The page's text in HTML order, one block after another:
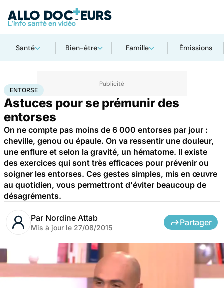
Santé Bien-être Famille Émissions
AccueilSanté
ENTORSE
Astuces pour se prémunir des
entorses
On ne compte pas moins de 6 000 entorses par jour :
cheville, genou ou épaule. On va ressentir une douleur,
une enflure et selon la gravité, un hématome. Il existe
des exercices qui sont très efficaces pour prévenir ou
soigner les entorses. Ces gestes simples, mis en œuvre
au quotidien, vous permettront d'éviter beaucoup de
désagréments.
Par Nordine Attab
Mis à jour le 27/08/2015
Partager